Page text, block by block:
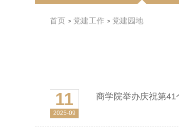
首页 党建工作 党建园地
11
2025-09
商学院举办庆祝第41